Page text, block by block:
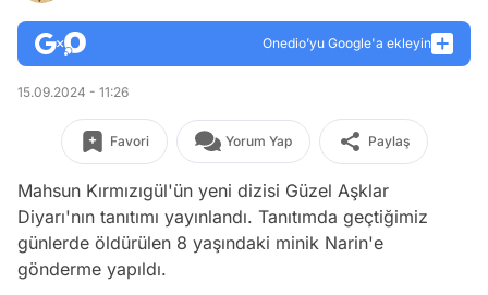
Onedio’yu Google'a ekleyin
15.09.2024 - 11:26
Favori Yorum Yap Paylaş
Mahsun Kırmızıgül'ün yeni dizisi Güzel Aşklar
Diyarı'nın tanıtımı yayınlandı. Tanıtımda geçtiğimiz
günlerde öldürülen 8 yaşındaki minik Narin'e
gönderme yapıldı.